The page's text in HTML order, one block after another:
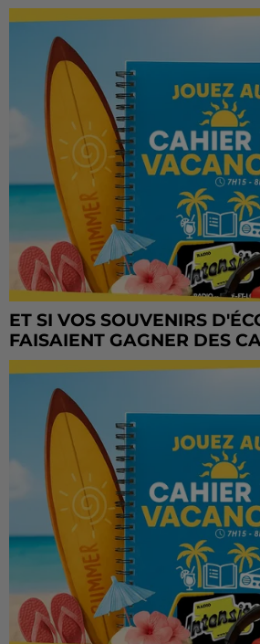
ET SI VOS SOUVENIRS
FAISAIENT GAGNER DES